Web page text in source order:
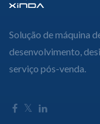
Solução de máquina
desenvolvimento,
serviço pós-venda.